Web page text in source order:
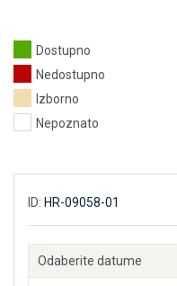
Dostupno
Nedostupno
Izborno
Nepoznato
ID: HR-09058-01
Odaberite datume